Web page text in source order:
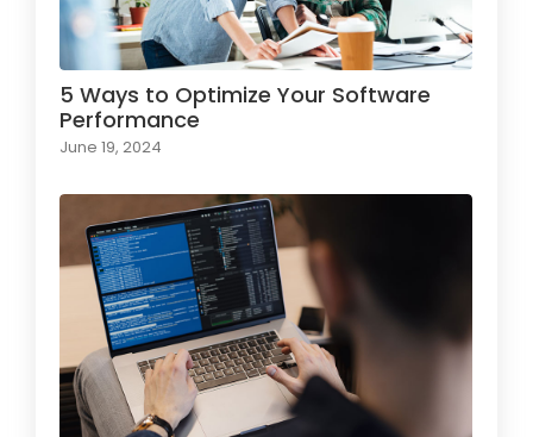
5 Ways to Optimize Your Software
Performance
June 19, 2024